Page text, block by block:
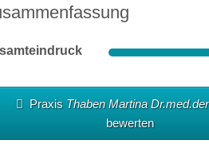
Praxis Thaben Martina
bewerten